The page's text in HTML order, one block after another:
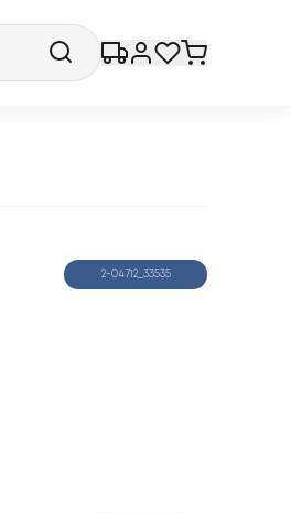
2-04712_33535